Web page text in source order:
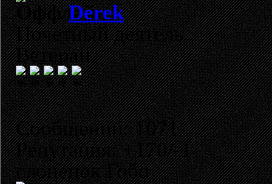
Derek
Почетный деятель
Ветеран
Сообщений: 1071
Репутация: +170/-1
слонёнок Гобо